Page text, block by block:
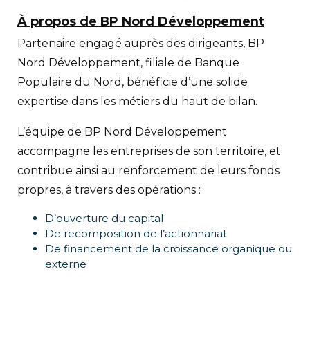
À propos de BP Nord Développement
Partenaire engagé auprès des dirigeants, BP
Nord Développement, filiale de Banque
Populaire du Nord, bénéficie d’une solide
expertise dans les métiers du haut de bilan.
L’équipe de BP Nord Développement
accompagne les entreprises de son territoire, et
contribue ainsi au renforcement de leurs fonds
propres, à travers des opérations :
D’ouverture du capital
De recomposition de l’actionnariat
De financement de la croissance organique ou
externe